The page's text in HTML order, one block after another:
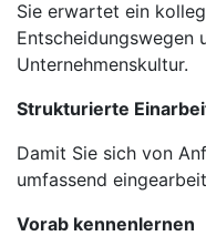
Sie erwartet ein
Entscheidungswegen
Unternehmenskultur.
Strukturierte
Damit Sie sich von
umfassend
Vorab kennenlernen